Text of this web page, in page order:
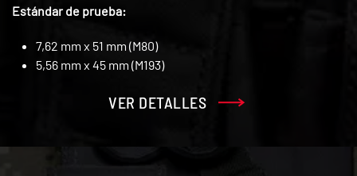
Estándar de prueba:
7,62 mm x 51 mm (M80)
5,56 mm x 45 mm (M193)
VER DETALLES